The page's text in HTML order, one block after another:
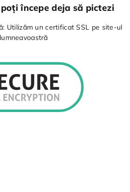
începe deja să pictezi
Utilizăm un certificat SSL pe site-ul